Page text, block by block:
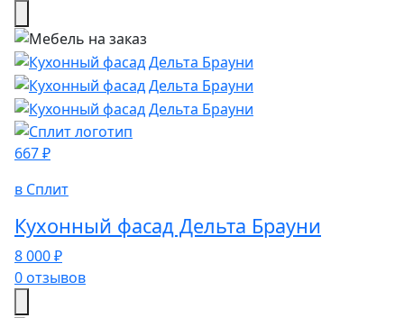
667 ₽
в Сплит
Кухонный фасад Дельта Брауни
8 000 ₽
0 отзывов